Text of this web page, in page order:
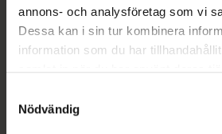
annons- och analysföretag som vi
Dessa kan i sin tur kombinera
information som du har
samlat in när du har använt deras
återkalla ditt samtycke via
cookieinställningar. Ett återkallat
Nödvändig
Beskrivning
Jämförpris 37047,10 kr/kg